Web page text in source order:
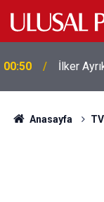
00:39
Liverpool
Anasayfa